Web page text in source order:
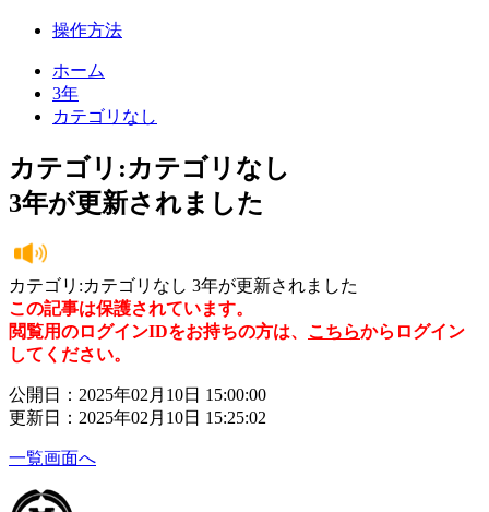
操作方法
ホーム
3年
カテゴリなし
カテゴリ:カテゴリなし
3年が更新されました
カテゴリ:カテゴリなし 3年が更新されました
この記事は保護されています。
閲覧用のログインIDをお持ちの方は、 こちらからログイン
してください。
公開日：2025年02月10日 15:00:00
更新日：2025年02月10日 15:25:02
一覧画面へ